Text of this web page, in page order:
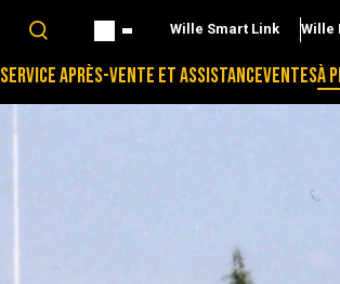
Wille Smart Link Wille
SERVICE APRÈS-VENTE ET ASSISTANCEVENTESÀ